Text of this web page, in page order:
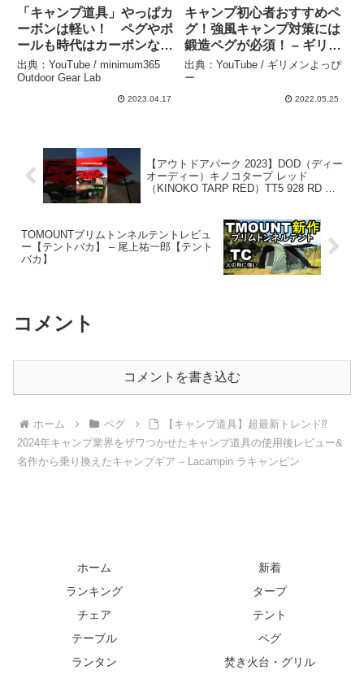
「キャンプ道具」やっぱカ
ーボンは軽い！ ペグやポ
ールも時代はカーボンなの
か！？「ULキャンプ」
「ソロキャンプ」 でも
「アウトドアギア」は軽い
出典：YouTube / minimum365
Outdoor Gear Lab
2023.04.17
キャンプ初心者おすすめペ
グ！強風キャンプ対策には
鍛造ペグが必須！ – ギリメ
ンよっぴー
出典：YouTube / ギリメンよっぴ
ー
2022.05.25
【アウトドアパーク 2023】DOD（ディー
オーディー）キノコタープ レッド
（KINOKO TARP RED）TT5 928 RD 自
TOMOUNTブリムトンネルテントレビュ
ー【テントバカ】 – 尾上祐一郎【テント
バカ】
コメント
コメントを書き込む
ホーム ペグ
【キャンプ道具】超最新トレンド⁉️
2024年キャンプ業界をザワつかせたキャンプ道具の使用後レビュー&
名作から乗り換えたキャンプギア – Lacampin ラキャンピン
ホーム
新着
ランキング
タープ
チェア
テント
テーブル
ペグ
ランタン
焚き火台・グリル